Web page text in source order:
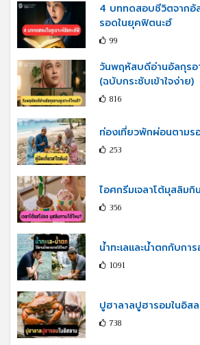
4 บททดสอบชีวิตจากอั
รอดในยุคฟิตนะฮ์
99
วันพฤหัสบดีอ่านอัลกุรอ
(ฉบับกระชับเข้าใจง่าย)
816
ท่องเที่ยวพักผ่อนตาม
253
ไอศกรีมเจลาโต้มุสลิมกิ
356
น้ำทะเลและน้ำตกกับกา
1091
ปูฮาลาลปูฮารอมในอิส
738